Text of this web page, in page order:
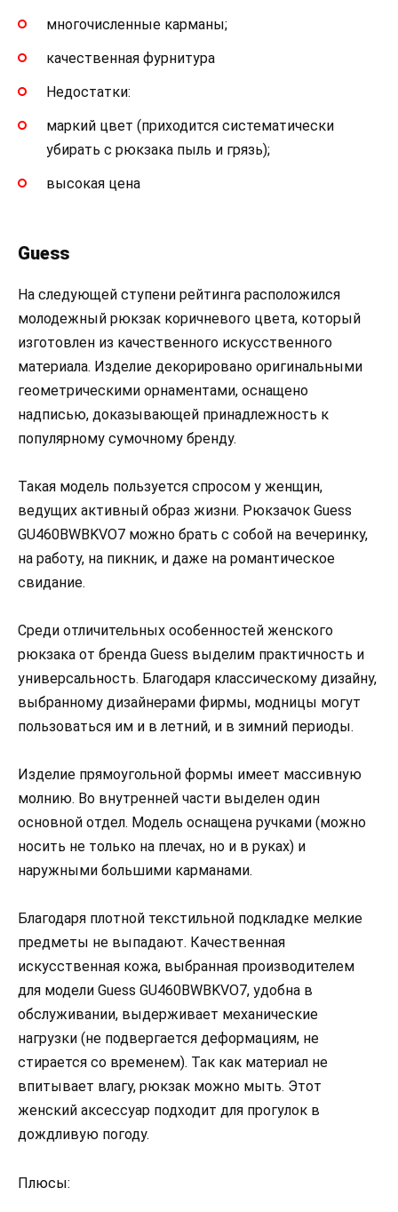
многочисленные карманы;
качественная фурнитура
Недостатки:
маркий цвет (приходится систематически
убирать с рюкзака пыль и грязь);
высокая цена
Guess
На следующей ступени рейтинга расположился
молодежный рюкзак коричневого цвета, который
изготовлен из качественного искусственного
материала. Изделие декорировано оригинальными
геометрическими орнаментами, оснащено
надписью, доказывающей принадлежность к
популярному сумочному бренду.
Такая модель пользуется спросом у женщин,
ведущих активный образ жизни. Рюкзачок Guess
GU460BWBKVO7 можно брать с собой на вечеринку,
на работу, на пикник, и даже на романтическое
свидание.
Среди отличительных особенностей женского
рюкзака от бренда Guess выделим практичность и
универсальность. Благодаря классическому дизайну,
выбранному дизайнерами фирмы, модницы могут
пользоваться им и в летний, и в зимний периоды.
Изделие прямоугольной формы имеет массивную
молнию. Во внутренней части выделен один
основной отдел. Модель оснащена ручками (можно
носить не только на плечах, но и в руках) и
наружными большими карманами.
Благодаря плотной текстильной подкладке мелкие
предметы не выпадают. Качественная
искусственная кожа, выбранная производителем
для модели Guess GU460BWBKVO7, удобна в
обслуживании, выдерживает механические
нагрузки (не подвергается деформациям, не
стирается со временем). Так как материал не
впитывает влагу, рюкзак можно мыть. Этот
женский аксессуар подходит для прогулок в
дождливую погоду.
Плюсы: